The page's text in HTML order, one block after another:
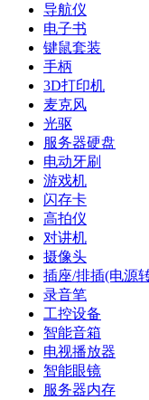
导航仪
电子书
键鼠套装
手柄
3D打印机
麦克风
光驱
服务器硬盘
电动牙刷
游戏机
闪存卡
高拍仪
对讲机
摄像头
插座/排插(电源
录音笔
工控设备
智能音箱
电视播放器
智能眼镜
服务器内存